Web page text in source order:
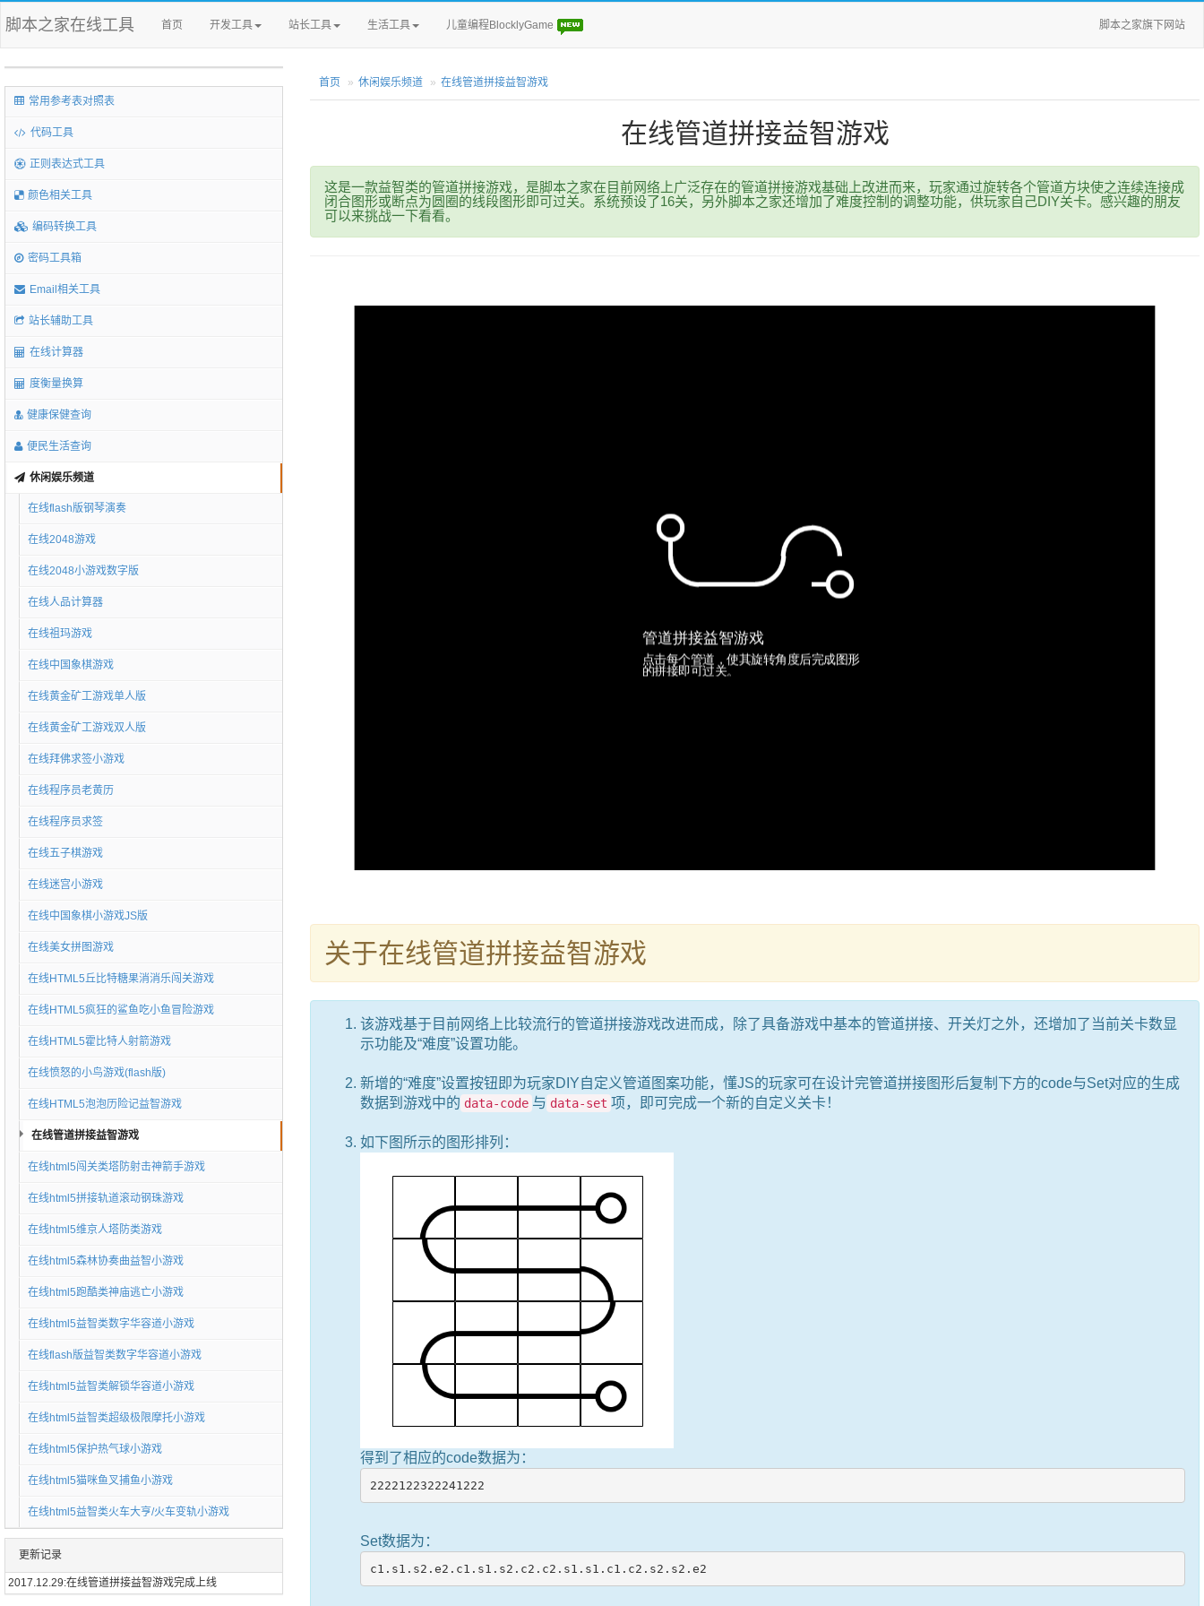
脚本之家在线工具 首页 开发工具 站长工具 生活工具 儿童编程BlocklyGame 脚本之家旗下网站
常用参考表对照表
代码工具
正则表达式工具
颜色相关工具
编码转换工具
密码工具箱
Email相关工具
站长辅助工具
在线计算器
度衡量换算
健康保健查询
便民生活查询
休闲娱乐频道
在线flash版钢琴演奏
在线2048游戏
在线2048小游戏数字版
在线人品计算器
在线祖玛游戏
在线中国象棋游戏
在线黄金矿工游戏单人版
在线黄金矿工游戏双人版
在线拜佛求签小游戏
在线程序员老黄历
在线程序员求签
在线五子棋游戏
在线迷宫小游戏
在线中国象棋小游戏JS版
在线美女拼图游戏
在线HTML5丘比特糖果消消乐闯关游戏
在线HTML5疯狂的鲨鱼吃小鱼冒险游戏
在线HTML5霍比特人射箭游戏
在线愤怒的小鸟游戏(flash版)
在线HTML5泡泡历险记益智游戏
在线管道拼接益智游戏
在线html5闯关类塔防射击神箭手游戏
在线html5拼接轨道滚动钢珠游戏
在线html5维京人塔防类游戏
在线html5森林协奏曲益智小游戏
在线html5跑酷类神庙逃亡小游戏
在线html5益智类数字华容道小游戏
在线flash版益智类数字华容道小游戏
在线html5益智类解锁华容道小游戏
在线html5益智类超级极限摩托小游戏
在线html5保护热气球小游戏
在线html5猫咪鱼叉捕鱼小游戏
在线html5益智类火车大亨/火车变轨小游戏
更新记录
2017.12.29:在线管道拼接益智游戏完成上线
首页 休闲娱乐频道 在线管道拼接益智游戏
在线管道拼接益智游戏
这是一款益智类的管道拼接游戏，是脚本之家在目前网络上广泛存在的管道拼接游戏基础上改进而来，玩家通过旋转各个管道方块使之连续连接成
闭合图形或断点为圆圈的线段图形即可过关。系统预设了16关，另外脚本之家还增加了难度控制的调整功能，供玩家自己DIY关卡。感兴趣的朋友
可以来挑战一下看看。
关于在线管道拼接益智游戏
该游戏基于目前网络上比较流行的管道拼接游戏改进而成，除了具备游戏中基本的管道拼接、开关灯之外，还增加了当前关卡数显
示功能及“难度”设置功能。
新增的“难度”设置按钮即为玩家DIY自定义管道图案功能，懂JS的玩家可在设计完管道拼接图形后复制下方的code与Set对应的生成
数据到游戏中的 data-code 与 data-set 项，即可完成一个新的自定义关卡！
如下图所示的图形排列：
得到了相应的code数据为：
2222122322241222
Set数据为：
c1.s1.s2.e2.c1.s1.s2.c2.c2.s1.s1.c1.c2.s2.s2.e2